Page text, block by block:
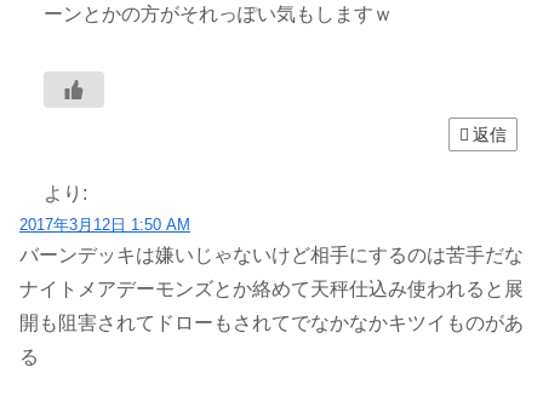
ーンとかの方がそれっぽい気もしますｗ
返信
より:
2017年3月12日 1:50 AM
バーンデッキは嫌いじゃないけど相手にするのは苦手だな
ナイトメアデーモンズとか絡めて天秤仕込み使われると展
開も阻害されてドローもされてでなかなかキツイものがあ
る